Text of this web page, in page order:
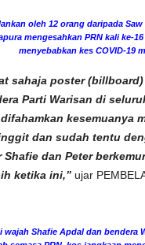
oleh 12 orang daripada
mengesahkan PRN kali ke-
menyebabkan kes COVID-19
sahaja poster
Parti Warisan di
kesemuanya
dan sudah tentu
dan Peter
ketika ini,” ujar
wajah Shafie Apdal dan bendera